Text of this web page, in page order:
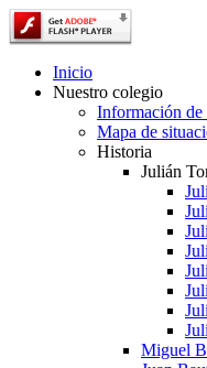
Inicio
Nuestro colegio
Información de
Mapa de
Historia
Julián
Miguel